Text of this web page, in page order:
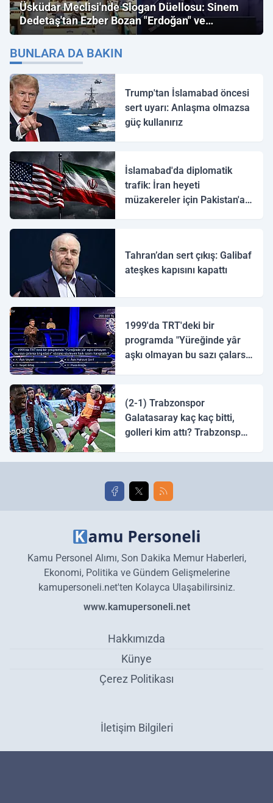
Üsküdar Meclisi'nde Slogan Düellosu: Sinem
Dedetaş'tan Ezber Bozan "Erdoğan" ve
"İmamoğlu" Çıkışı!
BUNLARA DA BAKIN
Trump'tan İslamabad öncesi
sert uyarı: Anlaşma olmazsa
güç kullanırız
İslamabad'da diplomatik
trafik: İran heyeti
müzakereler için Pakistan'a
Tahran’dan sert çıkış: Galibaf
ateşkes kapısını kapattı
1999'da TRT'deki bir
programda "Yüreğinde yâr
aşkı olmayan bu sazı çalarsa
(2-1) Trabzonspor
Galatasaray kaç kaç bitti,
golleri kim attı? Trabzonspor
golleri!
Kamu Personel Alımı, Son Dakika Memur Haberleri,
Ekonomi, Politika ve Gündem Gelişmelerine
kamupersoneli.net'ten Kolayca Ulaşabilirsiniz.
www.kamupersoneli.net
Hakkımızda
Künye
Çerez Politikası
İletişim Bilgileri